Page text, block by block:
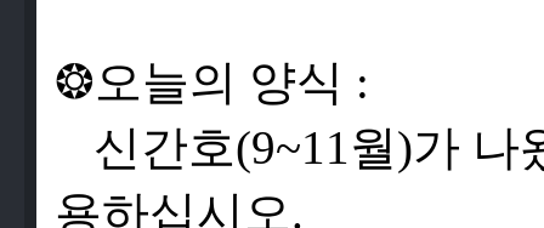
❂오늘의 양식 :
신 간호(9~11월)가 나
용하십시 오.